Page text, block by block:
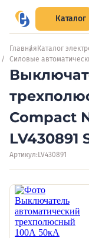
Каталог
Главная Каталог
Силовые
Compact
LV430891
Артикул: LV430891